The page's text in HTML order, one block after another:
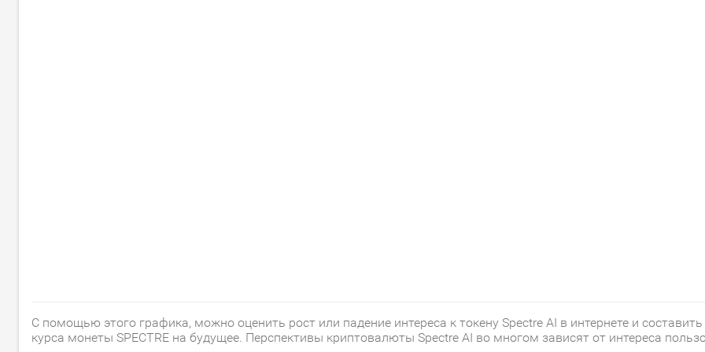
С помощью этого графика, можно оценить рост или падение интереса к токену Spectre AI в интернете и
курса монеты SPECTRE на будущее. Перспективы криптовалюты Spectre AI во многом зависят от интереса